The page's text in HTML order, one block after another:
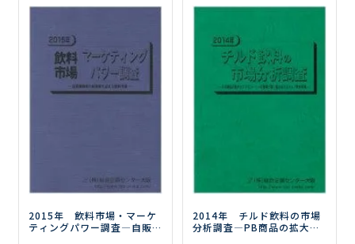
2015年 飲料市場・マーケ
ティングパワー調査―自販
2014年 チルド飲料の市場
分析調査―PB商品の拡大と